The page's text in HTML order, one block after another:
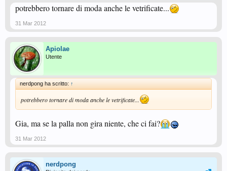
potrebbero tornare di moda anche le vetrificate...
31 Mar 2012
Apiolae
Utente
nerdpong ha scritto: ↑
potrebbero tornare di moda anche le vetrificate...
Gia, ma se la palla non gira niente, che ci fai?
31 Mar 2012
nerdpong